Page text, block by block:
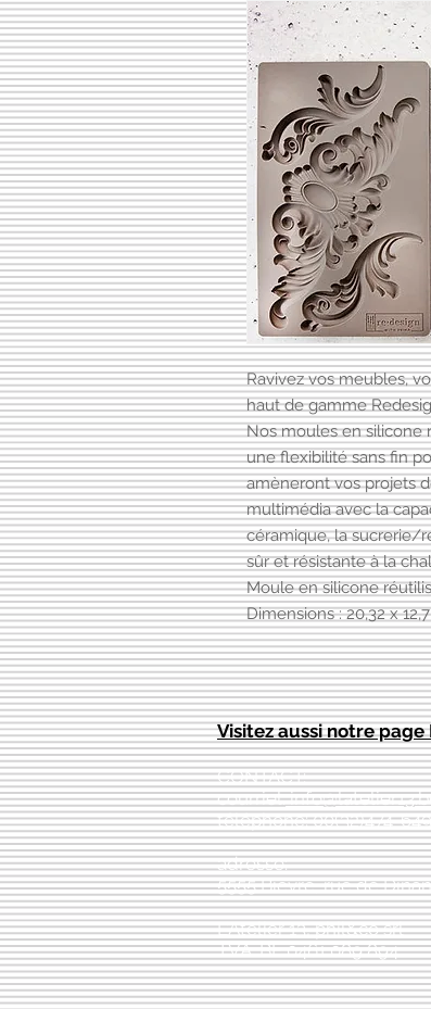
Ravivez vos meubles,
haut de gamme
Nos moules en silicone
une flexibilité sans fin
amèneront vos projets
multimédia avec la
céramique, la sucrerie/
sûr et résistante à la
Moule en silicone
Dimensions : 20,32 x
Visitez aussi notre page
CONTACT:
courriel:
téléphone: 00(32)474-
adresse:
5555 Bièvre, rue de
L'Atelier 13, phil&co srl
TVA: BE 0461 089 894